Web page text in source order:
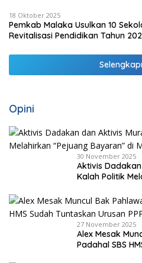
18 Oktober 2025
Pemkab Malaka Usulkan 10
Revitalisasi Pendidikan Tahun
Opini
30 November 2025
Aktivis
Kalah Politik
27 November 2025
Alex Mesak
Padahal SBS